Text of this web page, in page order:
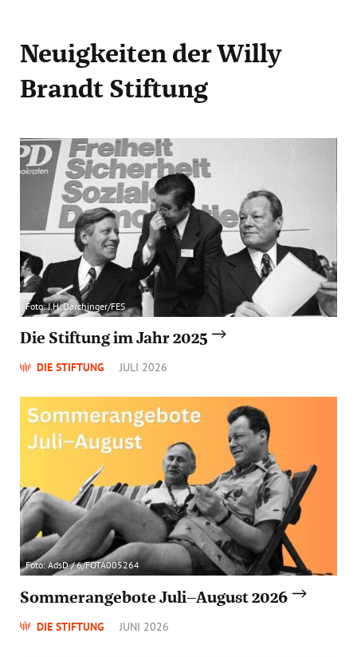
Neuigkeiten der Willy
Brandt Stiftung
Foto: J.H. Darchinger/FES
Die Stiftung im Jahr 2025
DIE STIFTUNG JULI 2026
Foto: AdsD / 6/FOTA005264
Sommerangebote Juli–August 2026
DIE STIFTUNG JUNI 2026